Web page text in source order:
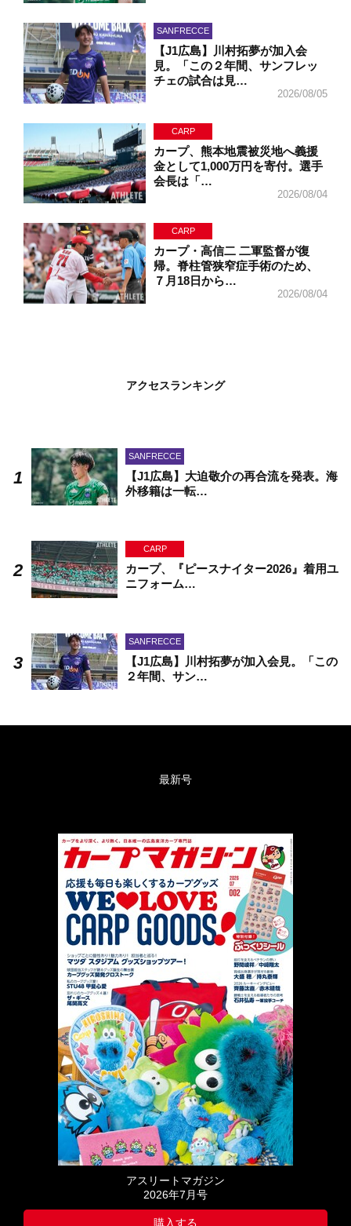
SANFRECCE
【J1広島】川村拓夢が加入会
見。「この２年間、サンフレッ
チェの試合は見…
2026/08/05
CARP
カープ、熊本地震被災地へ義援
金として1,000万円を寄付。選手
会長は「…
2026/08/04
CARP
カープ・高信二 二軍監督が復
帰。脊柱管狭窄症手術のため、
７月18日から…
2026/08/04
アクセスランキング
SANFRECCE
【J1広島】大迫敬介の再合流を発表。海
外移籍は一転…
CARP
カープ、『ピースナイター2026』着用ユ
ニフォーム…
SANFRECCE
【J1広島】川村拓夢が加入会見。「この
２年間、サン…
最新号
アスリートマガジン
2026年7月号
購入する